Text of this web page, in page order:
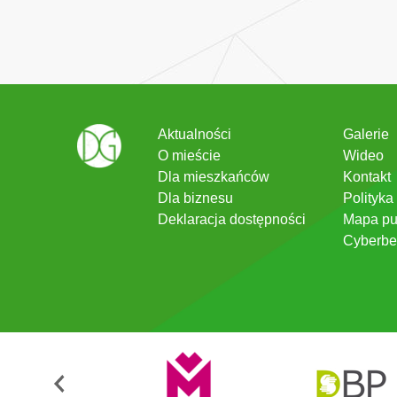
Aktualności
O mieście
Dla mieszkańców
Dla biznesu
Deklaracja dostępności
Galerie
Wideo
Kontakt
Mapa